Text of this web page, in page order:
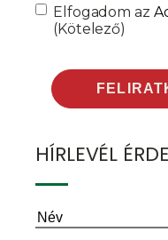
Consent(Kötelező)
Elfogadom az
(Kötelező)
HÍRLEVÉL
Név(Kötelező)